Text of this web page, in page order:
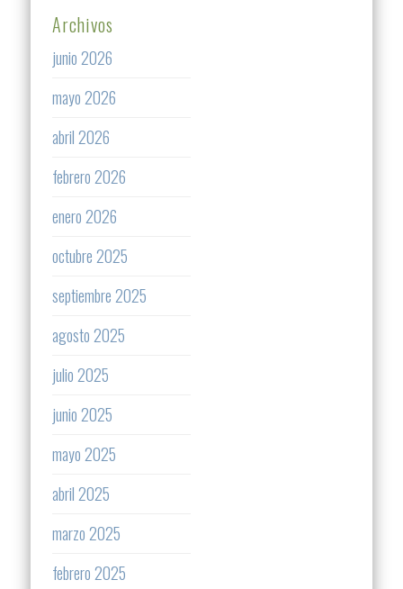
Archivos
junio 2026
mayo 2026
abril 2026
febrero 2026
enero 2026
octubre 2025
septiembre 2025
agosto 2025
julio 2025
junio 2025
mayo 2025
abril 2025
marzo 2025
febrero 2025